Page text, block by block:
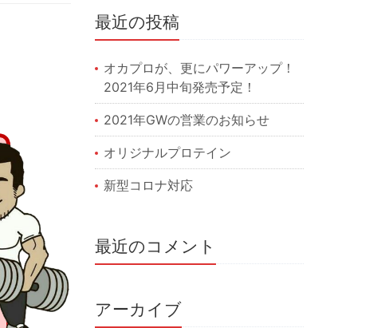
最近の投稿
オカプロが、更にパワーアップ！
2021年6月中旬発売予定！
2021年GWの営業のお知らせ
オリジナルプロテイン
新型コロナ対応
最近のコメント
アーカイブ